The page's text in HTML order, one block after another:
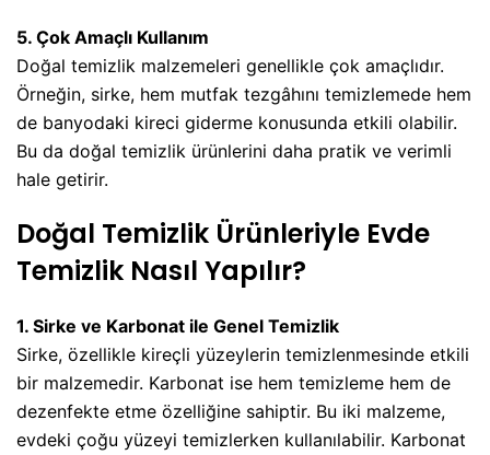
5. Çok Amaçlı Kullanım
Doğal temizlik malzemeleri genellikle çok amaçlıdır.
Örneğin, sirke, hem mutfak tezgâhını temizlemede hem
de banyodaki kireci giderme konusunda etkili olabilir.
Bu da doğal temizlik ürünlerini daha pratik ve verimli
hale getirir.
Doğal Temizlik Ürünleriyle Evde
Temizlik Nasıl Yapılır?
1. Sirke ve Karbonat ile Genel Temizlik
Sirke, özellikle kireçli yüzeylerin temizlenmesinde etkili
bir malzemedir. Karbonat ise hem temizleme hem de
dezenfekte etme özelliğine sahiptir. Bu iki malzeme,
evdeki çoğu yüzeyi temizlerken kullanılabilir. Karbonat